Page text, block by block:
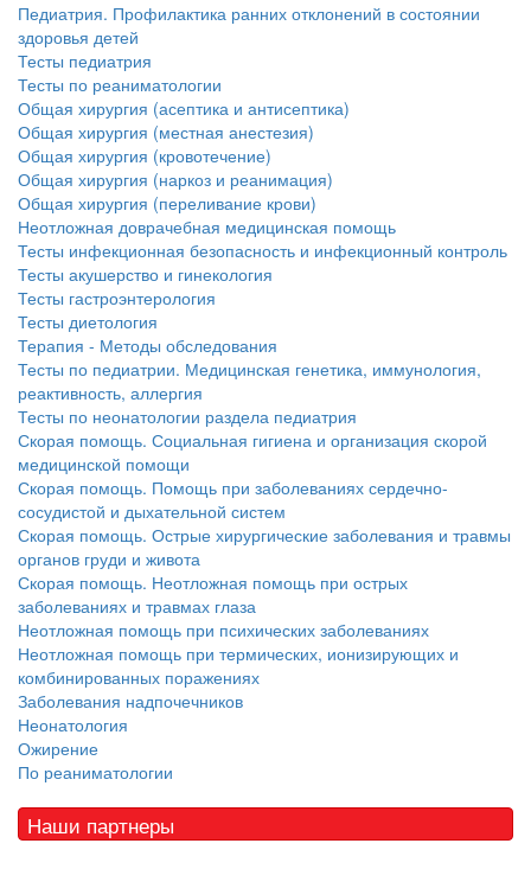
Педиатрия. Профилактика ранних отклонений в состоянии
здоровья детей
Тесты педиатрия
Тесты по реаниматологии
Общая хирургия (асептика и антисептика)
Общая хирургия (местная анестезия)
Общая хирургия (кровотечение)
Общая хирургия (наркоз и реанимация)
Общая хирургия (переливание крови)
Неотложная доврачебная медицинская помощь
Тесты инфекционная безопасность и инфекционный контроль
Тесты акушерство и гинекология
Тесты гастроэнтерология
Тесты диетология
Терапия - Методы обследования
Тесты по педиатрии. Медицинская генетика, иммунология,
реактивность, аллергия
Тесты по неонатологии раздела педиатрия
Скорая помощь. Социальная гигиена и организация скорой
медицинской помощи
Скорая помощь. Помощь при заболеваниях сердечно-
сосудистой и дыхательной систем
Скорая помощь. Острые хирургические заболевания и травмы
органов груди и живота
Скорая помощь. Неотложная помощь при острых
заболеваниях и травмах глаза
Неотложная помощь при психических заболеваниях
Неотложная помощь при термических, ионизирующих и
комбинированных поражениях
Заболевания надпочечников
Неонатология
Ожирение
По реаниматологии
Наши партнеры